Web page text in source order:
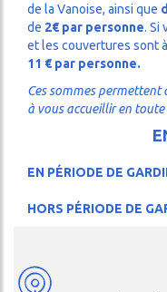
de la Vanoise, ainsi que
de 2€ par personne. Si
et les couvertures sont
11 € par personne.
Ces sommes
à vous accueillir en
EN PÉRIODE DE
HORS PÉRIODE DE